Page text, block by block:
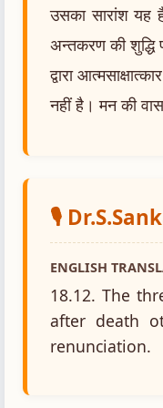
उसका सारांश यह
अन्तकरण की शुद्धि
द्वारा
नहीं है। मन की
🎙️
ENGLISH
18.12. The
after death
renunciation.